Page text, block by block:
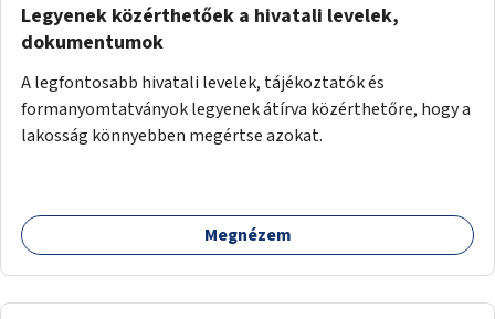
Legyenek közérthetőek a hivatali levelek,
dokumentumok
A legfontosabb hivatali levelek, tájékoztatók és
formanyomtatványok legyenek átírva közérthetőre, hogy a
lakosság könnyebben megértse azokat.
Megnézem